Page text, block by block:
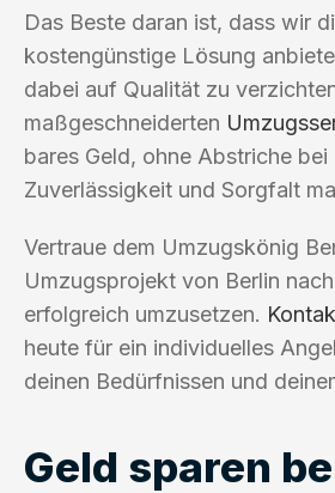
Das Beste daran ist, dass wir
kostengünstige Lösung
dabei auf Qualität zu
maßgeschneiderten
bares Geld, ohne Abstriche bei
Zuverlässigkeit und Sorgfalt
Vertraue dem Umzugskönig
Umzugsprojekt von Berlin
erfolgreich umzusetzen.
heute für ein individuelles
deinen Bedürfnissen und
Geld sparen